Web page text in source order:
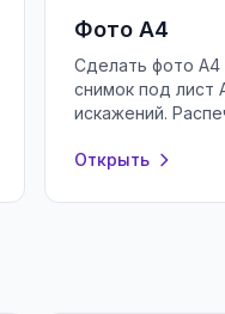
Фото А4
Сделать фото А4
снимок под лист
искажений.
Открыть